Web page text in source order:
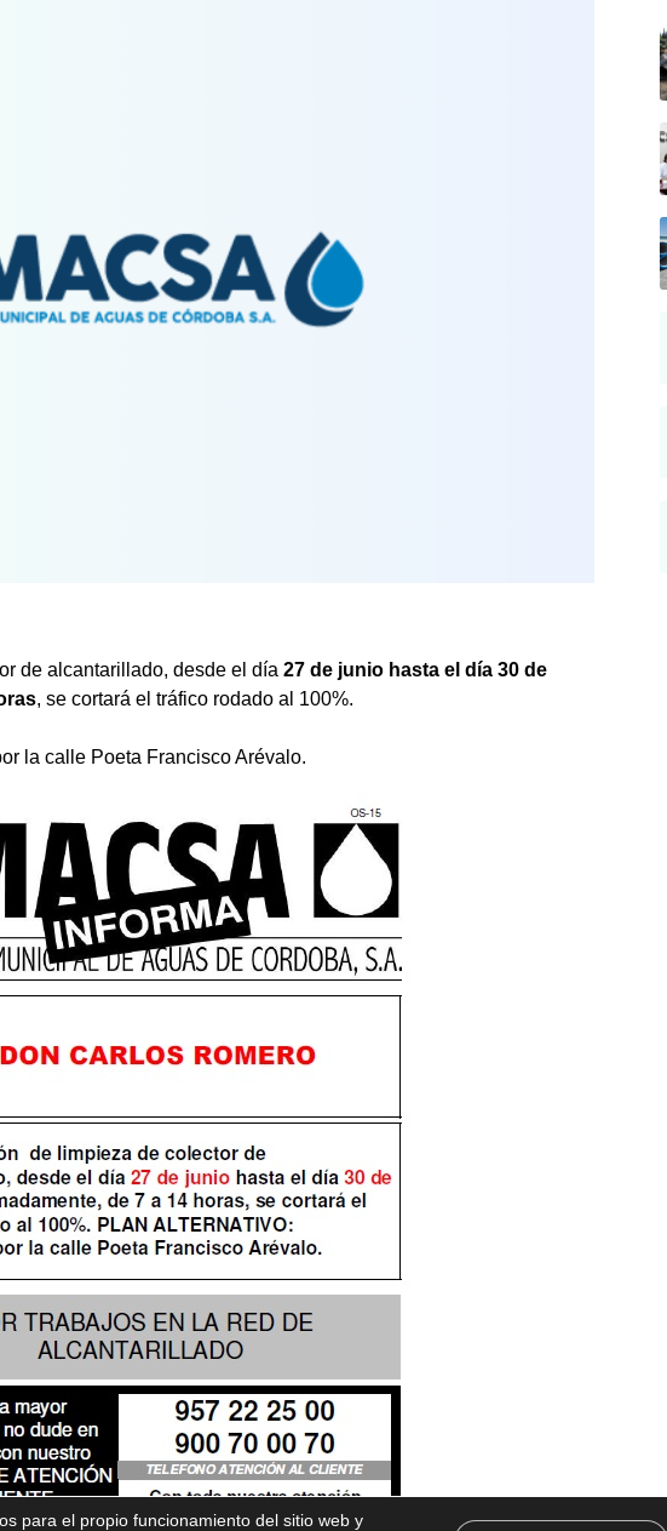
de alcantarillado, desde el día 27 de junio hasta el día 30 de
, se cortará el tráfico rodado al 100%.
la calle Poeta Francisco Arévalo.
para el propio funcionamiento del sitio web y